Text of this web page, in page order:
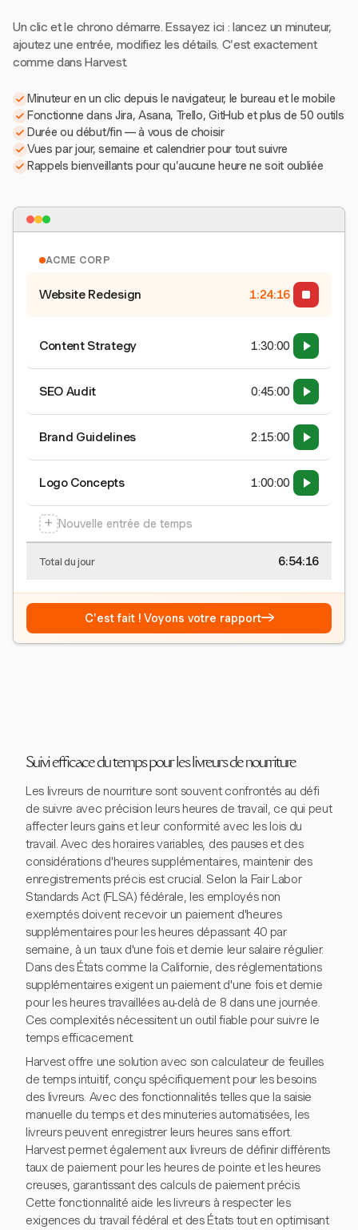
Un clic et le chrono démarre. Essayez ici : lancez un minuteur,
ajoutez une entrée, modifiez les détails. C'est exactement
comme dans Harvest.
Minuteur en un clic depuis le navigateur, le bureau et le mobile
Fonctionne dans Jira, Asana, Trello, GitHub et plus de 50 outils
Durée ou début/fin — à vous de choisir
Vues par jour, semaine et calendrier pour tout suivre
Rappels bienveillants pour qu'aucune heure ne soit oubliée
ACME CORP
Website Redesign 1:24:17
Content Strategy 1:30:00
SEO Audit 0:45:00
Brand Guidelines 2:15:00
Logo Concepts 1:00:00
+ Nouvelle entrée de temps
Total du jour 6:54:17
C'est fait ! Voyons votre rapport→
Suivi efficace du temps pour les livreurs de nourriture
Les livreurs de nourriture sont souvent confrontés au défi
de suivre avec précision leurs heures de travail, ce qui peut
affecter leurs gains et leur conformité avec les lois du
travail. Avec des horaires variables, des pauses et des
considérations d'heures supplémentaires, maintenir des
enregistrements précis est crucial. Selon la Fair Labor
Standards Act (FLSA) fédérale, les employés non
exemptés doivent recevoir un paiement d'heures
supplémentaires pour les heures dépassant 40 par
semaine, à un taux d'une fois et demie leur salaire régulier.
Dans des États comme la Californie, des réglementations
supplémentaires exigent un paiement d'une fois et demie
pour les heures travaillées au-delà de 8 dans une journée.
Ces complexités nécessitent un outil fiable pour suivre le
temps efficacement.
Harvest offre une solution avec son calculateur de feuilles
de temps intuitif, conçu spécifiquement pour les besoins
des livreurs. Avec des fonctionnalités telles que la saisie
manuelle du temps et des minuteries automatisées, les
livreurs peuvent enregistrer leurs heures sans effort.
Harvest permet également aux livreurs de définir différents
taux de paiement pour les heures de pointe et les heures
creuses, garantissant des calculs de paiement précis.
Cette fonctionnalité aide les livreurs à respecter les
exigences du travail fédéral et des États tout en optimisant